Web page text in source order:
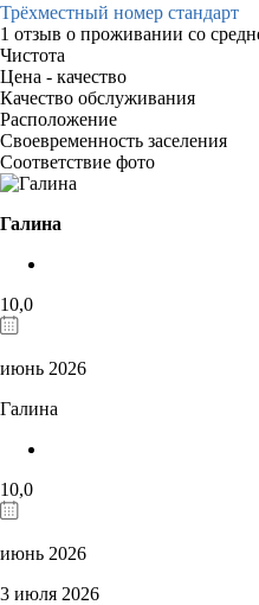
Трёхместный номер стандарт
1 отзыв о проживании со
Чистота
Цена - качество
Качество обслуживания
Расположение
Своевременность заселения
Соответствие фото
Галина
10,0
июнь 2026
Галина
10,0
июнь 2026
3 июля 2026